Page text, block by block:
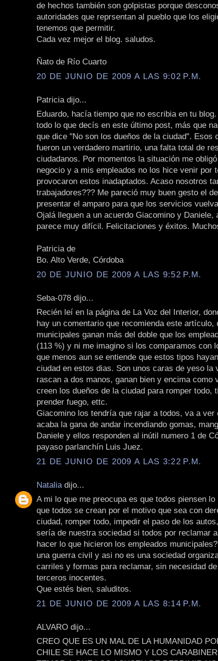
de hechos también son golpistas porque
autoridades que reprsentan al pueblo que los
tenemos que permitir.
Cada vez mejor el blog. saludos.
Ñato de Río Cuarto
20 DE JUNIO DE 2009 A LAS 9:02 P.M.
Patricia dijo...
Eduardo, hacía tiempo que no escribia en tu
todo lo que decís en este último post, más que
que dice "No son los dueños de la ciudad". Esos
fueron un verdadero martirio, una falta total de
ciudadanos. Por momentos la situación me
negocio y a mis empleados no los hice venir por
provocaron estos inadaptados. Acaso nosotros
trabajadores??? Me pareció muy buen gesto el
presentar el amparo para que los servicios
Ojalá lleguen a un acuerdo Giacomino y Daniele,
parece muy difícil. Felicitaciones y éxitos.
Patricia de
Bo. Alto Verde, Córdoba
20 DE JUNIO DE 2009 A LAS 9:52 P.M.
Seba-078 dijo...
Recién leí en la página de La Voz del Interior,
hay un comentario que recomienda este artículo,
municipales ganan más del doble que los
(113 %) y ni me imagino si los comparamos con
que menos aun se entiende que estos tipos
ciudad en estos dias. Son unos caras de yeso la
rascan a dos manos, ganan bien y encima como
creen los dueños de la ciudad para romper todo,
prender fuego, ettc.
Giacomino los tendría que rajar a todos, va a ver
acaba la gana de andar incendiando gomas,
Daniele y ellos responden al inútil numero 1 de
payaso parlanchín Luis Juez.
21 DE JUNIO DE 2009 A LAS 3:22 P.M.
Natalia dijo...
A mi lo que me preocupa es que todos piensen
que todos se crean por el motivo que sea con
ciudad, romper todo, impedir el paso de los
sería de nuestra sociedad si todos por reclamar
hacer lo que hicieron los empleados
una guerra civil y asi no es una sociedad
carriles y formas para reclamar, sin necesidad
terceros inocentes.
Que estés bien, saluditos.
21 DE JUNIO DE 2009 A LAS 8:14 P.M.
ALVARO dijo...
CREO QUE ES UN MAL DE LA HUMANIDAD
CHILE SE HACE LO MISMO Y LOS